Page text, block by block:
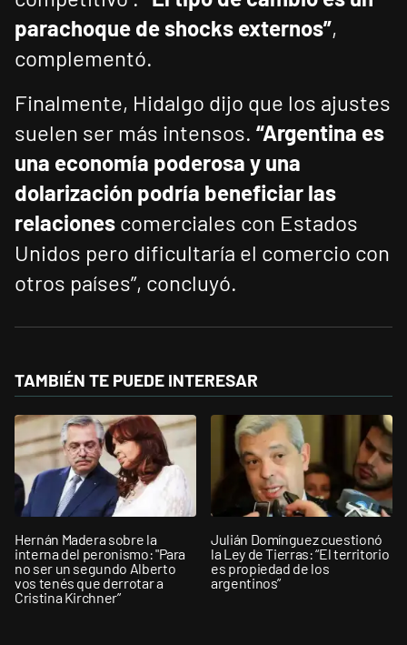
parachoque de shocks externos”,
complementó.
Finalmente, Hidalgo dijo que los ajustes
suelen ser más intensos. “Argentina es
una economía poderosa y una
dolarización podría beneficiar las
relaciones comerciales con Estados
Unidos pero dificultaría el comercio con
otros países”, concluyó.
TAMBIÉN TE PUEDE INTERESAR
Hernán Madera sobre la
interna del peronismo: "Para
no ser un segundo Alberto
vos tenés que derrotar a
Cristina Kirchner”
Julián Domínguez cuestionó
la Ley de Tierras: “El territorio
es propiedad de los
argentinos”